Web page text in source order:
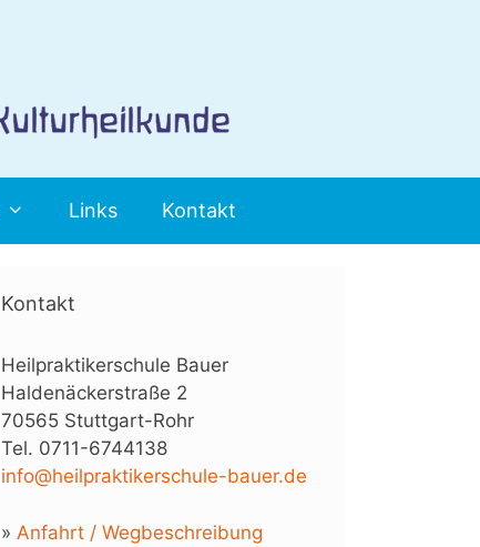
Links Kontakt
Kontakt
Heilpraktikerschule Bauer
Haldenäckerstraße 2
70565 Stuttgart-Rohr
Tel. 0711-6744138
info@heilpraktikerschule-bauer.de
» Anfahrt / Wegbeschreibung